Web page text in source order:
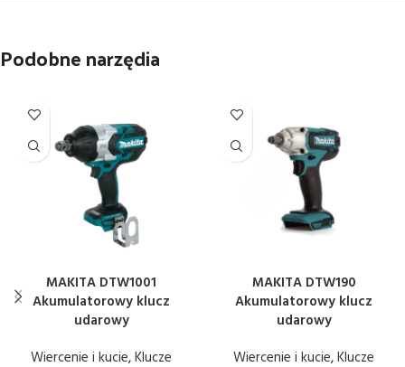
Podobne narzędia
MAKITA DTW1001
Akumulatorowy klucz
udarowy
Wiercenie i kucie,Klucze
MAKITA DTW190
Akumulatorowy klucz
udarowy
Wiercenie i kucie,Klucze